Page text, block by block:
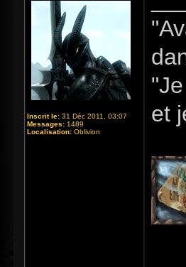
Inscrit le: 31 Déc 2011, 03:07
Messages: 1489
Localisation: Oblivion
et